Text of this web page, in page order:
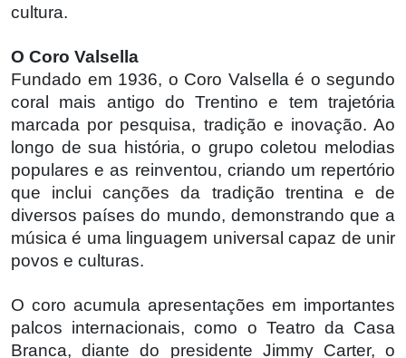
cultura.
O Coro Valsella
Fundado em 1936, o Coro Valsella é o segundo
coral mais antigo do Trentino e tem trajetória
marcada por pesquisa, tradição e inovação. Ao
longo de sua história, o grupo coletou melodias
populares e as reinventou, criando um repertório
que inclui canções da tradição trentina e de
diversos países do mundo, demonstrando que a
música é uma linguagem universal capaz de unir
povos e culturas.
O coro acumula apresentações em importantes
palcos internacionais, como o Teatro da Casa
Branca, diante do presidente Jimmy Carter, o